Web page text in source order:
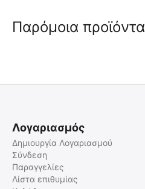
Παρόμοια προϊόντα
ΚΩΝΟΣ ΣΗΜΑΝΣΗΣ ΓΙΑ
ΦΑΚΟΥΣ NITECORE 32mm
Λογαριασμός
Δημιουργία Λογαριασμού
Σύνδεση
Παραγγελίες
Λίστα επιθυμίας